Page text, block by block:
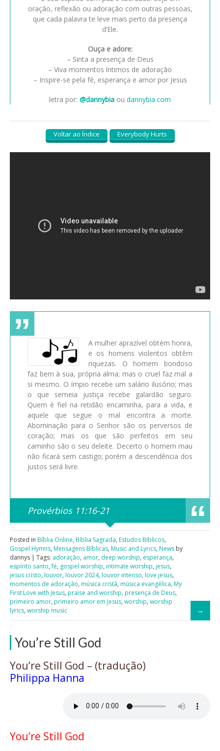
oração, reflexão ou adoração com outras pessoas,
que cada palavra te leve mais perto da presença
d’Ele.
Ouça e adore:
– Sinta a presença de Deus
– Viva momentos íntimos de adoração
– Inspire-se pela fé, esperança e amor por Jesus
letra por: @dannybia ou dannybia.com
Voltar ao Índice Everybody Hurts
A mulher aprazível obtém honra,
e os homens violentos obtêm
riquezas. O homem bondoso
faz bem à sua, própria alma; mas o cruel faz mal a
si mesmo. O ímpio recebe um salário ilusório; mas
o que semeia justiça recebe galardão seguro.
Quem é fiel na retidão encaminha, para a vida, e
aquele que segue o mal encontra a morte.
Abominação para o Senhor são os perversos de
coração; mas os que são perfeitos em seu
caminho são o seu deleite. Decerto o homem mau
não ficará sem castigo; porém a descendência dos
justos será livre.
Provérbios 11:16-21
Posted in Bíblia Online, Bíblia Sagrada, Estudos Bíblicos,
Gospel Hymns, Mensagens Bíblicas, Music and Lyrics, News by
dannys | Tags: adoração, amor, deep worship, esperança,
espírito santo,fé, gospel worship, intimate worship, jesus,
jesus cristo, louvor, louvor 2024, louvor intenso, love jesus,
momentos de adoração, música cristã, música evangélica, My
First Love with Jesus, praise and worship, presença de Deus,
primeiro amor, primeiro amor em Jesus, worship, worship
lyrics, worship music
You’re Still God
You’re Still God – (tradução)
Philippa Hanna
You’re Still God